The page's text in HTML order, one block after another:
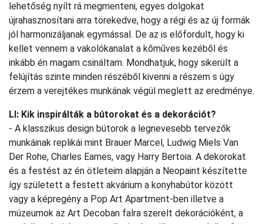
lehetőség nyílt rá megmenteni, egyes dolgokat
újrahasznosítani arra törekedve, hogy a régi és az új formák
jól harmonizáljanak egymással. De az is előfordult, hogy ki
kellet vennem a vakolókanalat a kőműves kezéből és
inkább én magam csináltam. Mondhatjuk, hogy sikerült a
felújítás szinte minden részéből kivenni a részem s úgy
érzem a verejtékes munkának végül meglett az eredménye.
LI: Kik inspirálták a bútorokat és a dekorációt?
- A klasszikus design bútorok a legnevesebb tervezők
munkáinak replikái mint Brauer Marcel, Ludwig Miels Van
Der Rohe, Charles Eames, vagy Harry Bertoia. A dekorokat
és a festést az én ötleteim alapján a Neopaint készítette
így született a festett akvárium a konyhabútor között
vagy a képregény a Pop Art Apartment-ben illetve a
múzeumok az Art Decoban falra szerelt dekorációként, a